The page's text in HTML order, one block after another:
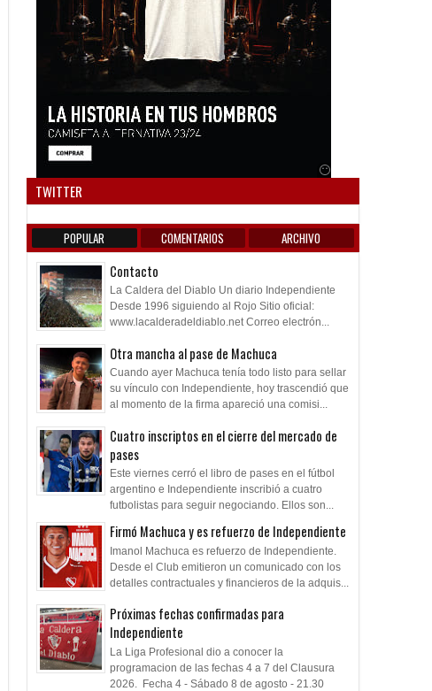
TWITTER
POPULAR COMENTARIOS ARCHIVO
Contacto
La Caldera del Diablo Un diario Independiente
Desde 1996 siguiendo al Rojo Sitio oficial:
www.lacalderadeldiablo.net Correo electrón...
Otra mancha al pase de Machuca
Cuando ayer Machuca tenía todo listo para sellar
su vínculo con Independiente, hoy trascendió que
al momento de la firma apareció una comisi...
Cuatro inscriptos en el cierre del mercado de
pases
Este viernes cerró el libro de pases en el fútbol
argentino e Independiente inscribió a cuatro
futbolistas para seguir negociando. Ellos son...
Firmó Machuca y es refuerzo de Independiente
Imanol Machuca es refuerzo de Independiente.
Desde el Club emitieron un comunicado con los
detalles contractuales y financieros de la adquis...
Próximas fechas confirmadas para
Independiente
La Liga Profesional dio a conocer la
programacion de las fechas 4 a 7 del Clausura
2026. Fecha 4 - Sábado 8 de agosto - 21.30